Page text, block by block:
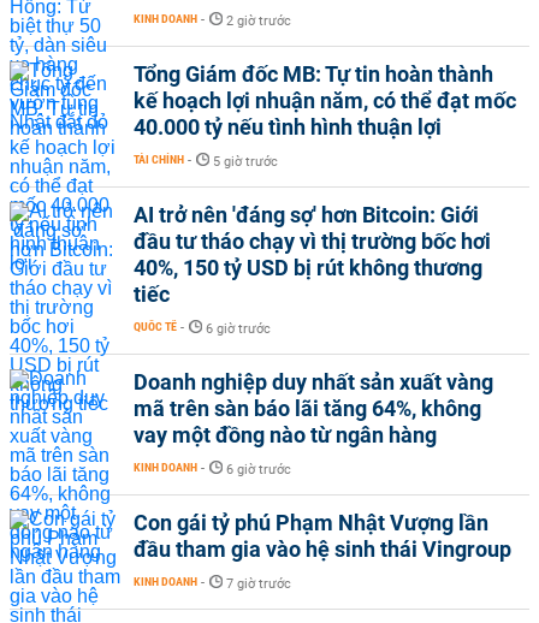
KINH DOANH - 2 giờ trước
Tổng Giám đốc MB: Tự tin hoàn thành
kế hoạch lợi nhuận năm, có thể đạt mốc
40.000 tỷ nếu tình hình thuận lợi
TÀI CHÍNH - 5 giờ trước
AI trở nên 'đáng sợ' hơn Bitcoin: Giới
đầu tư tháo chạy vì thị trường bốc hơi
40%, 150 tỷ USD bị rút không thương
tiếc
QUỐC TẾ - 6 giờ trước
Doanh nghiệp duy nhất sản xuất vàng
mã trên sàn báo lãi tăng 64%, không
vay một đồng nào từ ngân hàng
KINH DOANH - 6 giờ trước
Con gái tỷ phú Phạm Nhật Vượng lần
đầu tham gia vào hệ sinh thái Vingroup
KINH DOANH - 7 giờ trước